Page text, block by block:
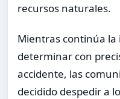
recursos naturales.
Mientras continúa la
determinar con
accidente, las
decidido despedir a